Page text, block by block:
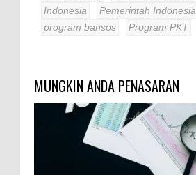
Indonesia
Pemerintah Indonesia
program bansos
Program PKT
MUNGKIN ANDA PENASARAN